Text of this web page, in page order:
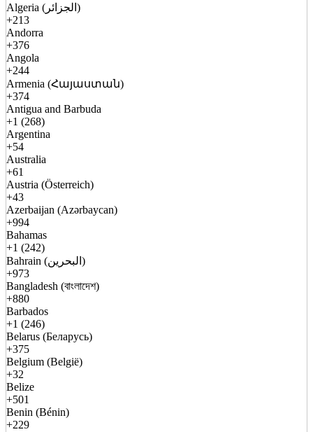
Algeria (الجزائر)
+213
Andorra
+376
Angola
+244
Armenia (Հայաստան)
+374
Antigua and Barbuda
+1 (268)
Argentina
+54
Australia
+61
Austria (Österreich)
+43
Azerbaijan (Azərbaycan)
+994
Bahamas
+1 (242)
Bahrain (البحرين)
+973
Bangladesh (বাংলাদেশ)
+880
Barbados
+1 (246)
Belarus (Беларусь)
+375
Belgium (België)
+32
Belize
+501
Benin (Bénin)
+229